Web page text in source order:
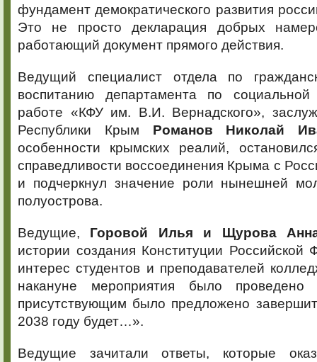
фундамент демократического развития
Это не просто декларация добрых
работающий документ прямого действия.
Ведущий специалист отдела по
воспитанию департамента по социальной
работе «КФУ им. В.И. Вернадского»,
Республики Крым Романов Николай
особенности крымских реалий,
справедливости воссоединения Крыма с
и подчеркнул значение роли нынешней
полуострова.
Ведущие, Горовой Илья и Щурова
истории создания Конституции
интерес студентов и преподавателей
накануне мероприятия было проведено
присутствующим было предложено
2038 году будет…».
Ведущие зачитали ответы, которые